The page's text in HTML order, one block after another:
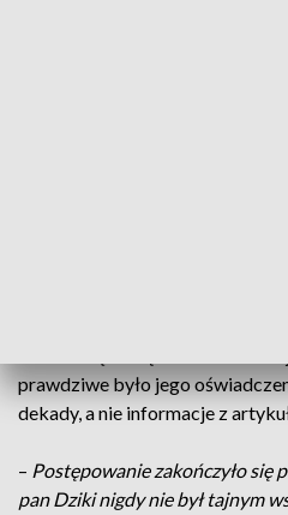
prawdziwe było jego
dekady, a nie informacje z
– Postępowanie zakończyło się
pan Dziki nigdy nie był tajnym